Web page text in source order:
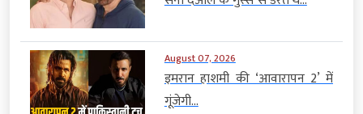
August 07, 2026
इमरान हाशमी की ‘आवारापन 2’ में
गूंजेगी...